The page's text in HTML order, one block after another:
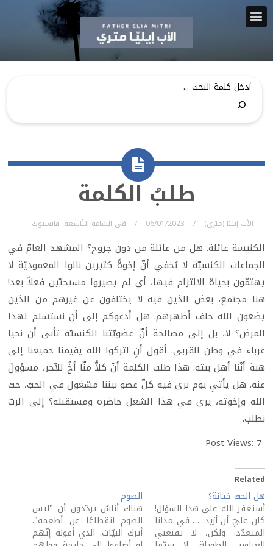
طلبُ الكلمة
الأب إيليّا (متري) 06/01/2023 في السّاعة التّاسعة, فايسبوك
الكنيسة عائلة. هل من عائلة من دون جروح؟ المشهد العامّ في
الجماعات الكنسيّة لا يُخفي أنّ إخوةً كثيرين نالوا المعموديّة لا
يهتمّون بحياة الالتزام فيها، أي لم يصيروا مسيحيّين فعلاً بعد!
هنا مجتمع، بعض الذين فيه لا يختلفون عن غيرهم من الذين
يضعون الله خلف أظهرهم. هل أدعوكم إلى أن نستسلم لهذا
المرض؟ لا، بل إلى مصالحة أنّ عضويّتنا الكنسيّة تأبى أن نحيا
غرباء في وطن القربى. أقول أنِ اتركوا الله يقيمنا جميعنا إلى
هبة أنّنا أهل بيته. هذا طلبُ الكلمة أنّ كلاًّ منّا أخٌ للآخر، مسؤولٌ
عنه. هل يأتي يوم نرى فيه كلّ عضو بيننا مشغول في الحبّ، حبّ
الله وإخوته، يرى في هذا الشغل حاضره ومستقبله؟ إلى الربّ
نطلب.
Post Views: 7
Related
هل الحبّ خيانة؟
أستغفر الله على هذا السؤال!
كان عليّ أن أزيد: … في مدانا
المتعدّد. ولكن، لا تقنعني
الصوم
هناك أناسٌ يردّدون أن "ليس
الصوم انقطاعًا عن أطعمة".
أترك النيّات. الذي أقوله إنّهم